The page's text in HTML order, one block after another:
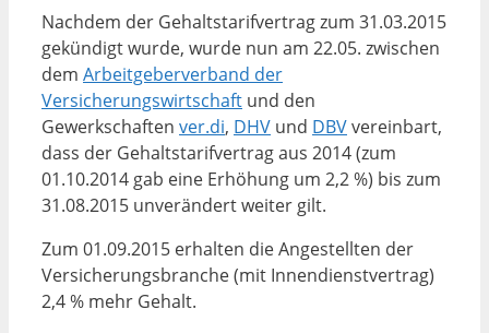
Nachdem der Gehaltstarifvertrag zum 31.03.2015
gekündigt wurde, wurde nun am 22.05. zwischen
dem Arbeitgeberverband der
Versicherungswirtschaft und den
Gewerkschaften ver.di, DHV und DBVvereinbart,
dass der Gehaltstarifvertrag aus 2014 (zum
01.10.2014 gab eine Erhöhung um 2,2 %) bis zum
31.08.2015 unverändert weiter gilt.
Zum 01.09.2015 erhalten die Angestellten der
Versicherungsbranche (mit Innendienstvertrag)
2,4 % mehr Gehalt.